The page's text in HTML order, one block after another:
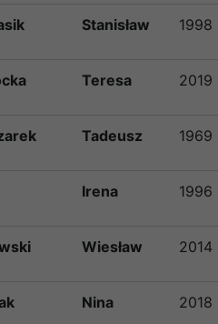
Stanisław 1998
Teresa 2019
Tadeusz 1969
Irena 1996
Wiesław 2014
Nina 2018